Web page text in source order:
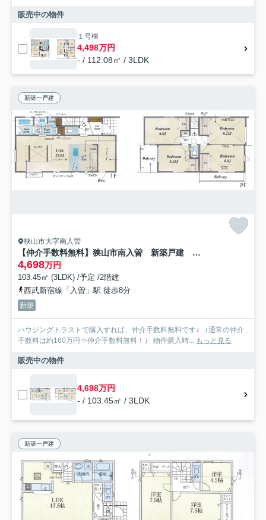
販売中の物件
１号棟
4,498万円
- / 112.08㎡ / 3LDK
新築一戸建
狭山市大字南入曽
【仲介手数料無料】狭山市南入曽 新築戸建 全１棟
4,698万円
103.45㎡ (3LDK) /予定 /2階建
西武新宿線「入曽」駅 徒歩8分
新築
ハウジングトラストで購入すれば、仲介手数料無料です♪ （通常の仲介
手数料は約160万円⇒仲介手数料無料！） 物件購入時... もっと見る
販売中の物件
4,698万円
- / 103.45㎡ / 3LDK
新築一戸建